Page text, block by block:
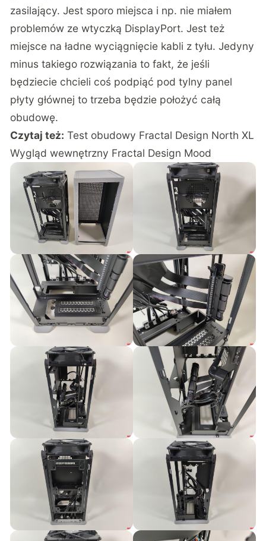
zasilający. Jest sporo miejsca i np. nie miałem
problemów ze wtyczką DisplayPort. Jest też
miejsce na ładne wyciągnięcie kabli z tyłu. Jedyny
minus takiego rozwiązania to fakt, że jeśli
będziecie chcieli coś podpiąć pod tylny panel
płyty głównej to trzeba będzie położyć całą
obudowę.
Czytaj też: Test obudowy Fractal Design North XL
Wygląd wewnętrzny Fractal Design Mood